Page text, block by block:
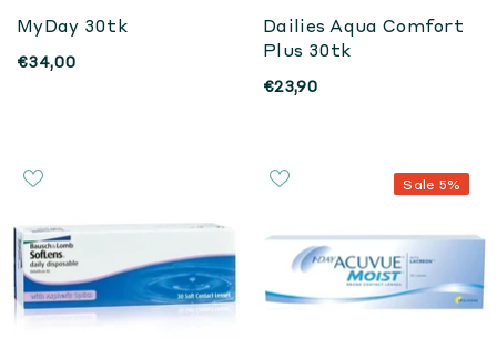
MyDay 30tk
€34,00
Dailies Aqua Comfort
Plus 30tk
€23,90
Sale 5%